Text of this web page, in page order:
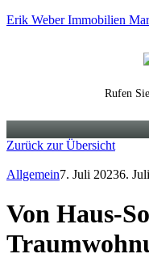
Erik Weber Immobilien
Rufen
Zurück zur Übersicht
Allgemein7. Juli 20236.
Von Haus-